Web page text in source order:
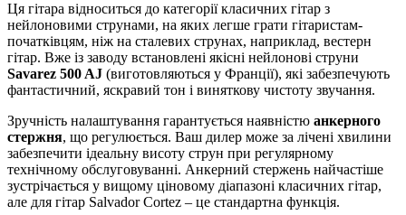
Ця гітара відноситься до категорії класичних гітар з
нейлоновими струнами, на яких легше грати гітаристам-
початківцям, ніж на сталевих струнах, наприклад, вестерн
гітар. Вже із заводу встановлені якісні нейлонові струни
Savarez 500 AJ (виготовляються у Франції), які забезпечують
фантастичний, яскравий тон і виняткову чистоту звучання.
Зручність налаштування гарантується наявністю анкерного
стержня, що регулюється. Ваш дилер може за лічені хвилини
забезпечити ідеальну висоту струн при регулярному
технічному обслуговуванні. Анкерний стержень найчастіше
зустрічається у вищому ціновому діапазоні класичних гітар,
але для гітар Salvador Cortez – це стандартна функція.